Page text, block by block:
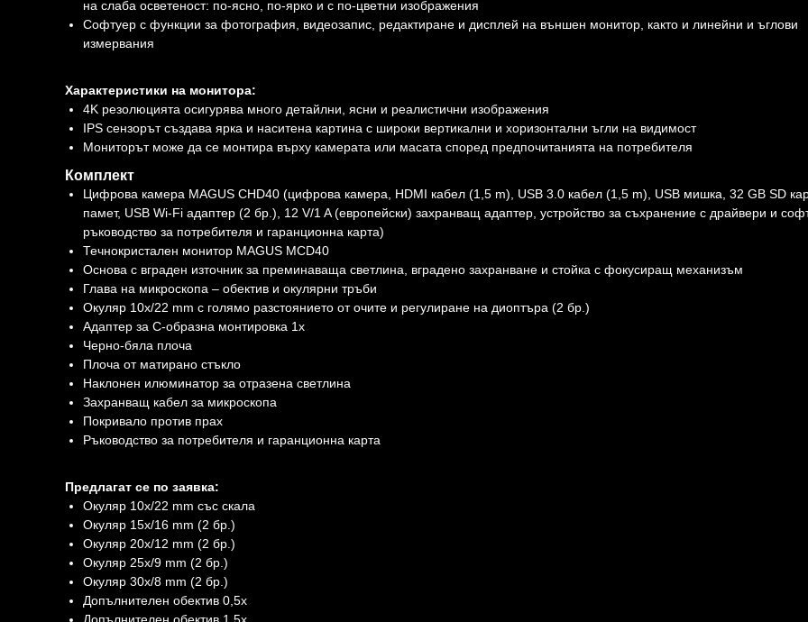
на слаба осветеност: по-ясно, по-ярко и с по-цветни изображения
Софтуер с функции за фотография, видеозапис, редактиране и дисплей на външен монитор, както и линейни и ъглови
измервания
Характеристики на монитора:
4K резолюцията осигурява много детайлни, ясни и реалистични изображения
IPS сензорът създава ярка и наситена картина с широки вертикални и хоризонтални ъгли на видимост
Мониторът може да се монтира върху камерата или масата според предпочитанията на потребителя
Комплект
Цифрова камера MAGUS CHD40 (цифрова камера, HDMI кабел (1,5 m), USB 3.0 кабел (1,5 m), USB мишка, 32 GB SD
памет, USB Wi-Fi адаптер (2 бр.), 12 V/1 A (европейски) захранващ адаптер, устройство за съхранение с драйвери и
ръководство за потребителя и гаранционна карта)
Течнокристален монитор MAGUS MCD40
Основа с вграден източник за преминаваща светлина, вградено захранване и стойка с фокусиращ механизъм
Глава на микроскопа – обектив и окулярни тръби
Окуляр 10х/22 mm с голямо разстоянието от очите и регулиране на диоптъра (2 бр.)
Адаптер за C-образна монтировка 1x
Черно-бяла плоча
Плоча от матирано стъкло
Наклонен илюминатор за отразена светлина
Захранващ кабел за микроскопа
Покривало против прах
Ръководство за потребителя и гаранционна карта
Предлагат се по заявка:
Окуляр 10x/22 mm със скала
Окуляр 15x/16 mm (2 бр.)
Окуляр 20x/12 mm (2 бр.)
Окуляр 25x/9 mm (2 бр.)
Окуляр 30x/8 mm (2 бр.)
Допълнителен обектив 0,5x